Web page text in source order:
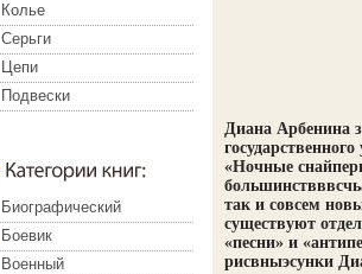
Колье
Серьги
Цепи
Подвески
Биографический
Боевик
Военный
Диана Арбенина
«Ночные
так и совсем
существуют
«песни» и
рисвныэсунки